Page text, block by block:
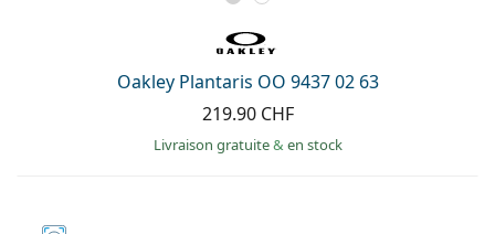
Oakley Plantaris OO 9437 02 63
219.90 CHF
Livraison gratuite& en stock